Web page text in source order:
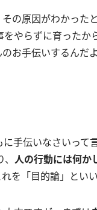
の原因がわかった
やらずに育ったか
お手伝いするんだ
に手伝いなさいって
人の行動には何か
を「目的論」といい